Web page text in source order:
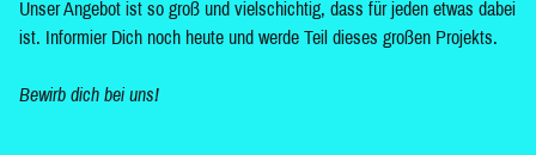
Unser Angebot ist so groß und vielschichtig, dass für jeden etwas dabei
ist. Informier Dich noch heute und werde Teil dieses großen Projekts.
Bewirb dich bei uns!